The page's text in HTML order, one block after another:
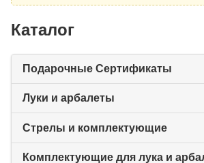
Каталог
Подарочные Сертификаты
Луки и арбалеты
Стрелы и комплектующие
Комплектующие для лука и